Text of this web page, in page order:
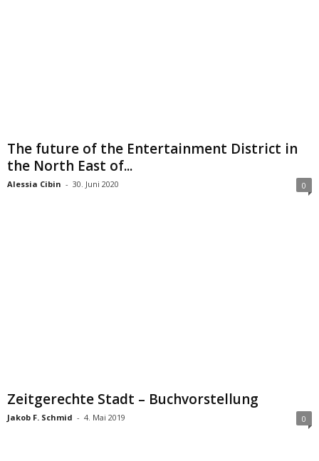
The future of the Entertainment District in
the North East of...
Alessia Cibin - 30. Juni 2020 0
Zeitgerechte Stadt – Buchvorstellung
Jakob F. Schmid - 4. Mai 2019 0